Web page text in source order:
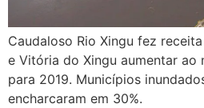
Caudaloso Rio Xingu fez
e Vitória do Xingu aumentar ao
para 2019. Municípios
encharcaram em 30%.